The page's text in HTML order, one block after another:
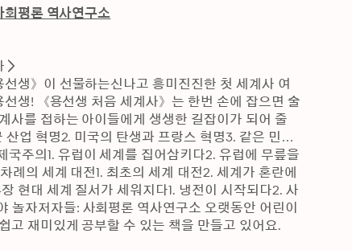
회평론 역사연구소
생》이 선물하는신나고 흥미진진한 첫 세계사 여
생! 《용선생 처음 세계사》는 한번 손에 잡으면 술
사를 접하는 아이들에게 생생한 길잡이가 되어 줄
업 혁명2. 미국의 탄생과 프랑스 혁명3. 같은 민족
주의1. 유럽이 세계를 집어삼키다2. 유럽에 무릎을
의 세계 대전1. 최초의 세계 대전2. 세계가 혼란에
현대 세계 질서가 세워지다1. 냉전이 시작되다2. 사
자저자들: 사회평론 역사연구소 오랫동안 어린이
고 재미있게 공부할 수 있는 책을 만들고 있어요.
로 읽는 용선생 세계사』 등을 쓰고 펴냈어요.김